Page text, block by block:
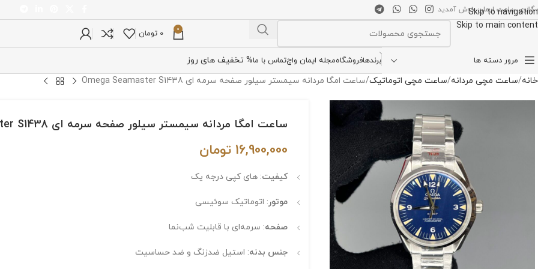
Skip to navigation
Skip to main content
گالری ساعت ایمان خوش آمدید
0
0 تومان
مرور دسته ها برندهافروشگاهمجله ایمان واچتماس با ما% تخفیف های روز
خانه ساعت مچی مردانه ساعت مچی اتوماتیک ساعت امگا مردانه سیمستر سیلور صفحه سرمه ای Omega Seamaster S1438
ساعت امگا مردانه سیمستر سیلور صفحه سرمه ای Omega Seamaster S1438
16,900,000 تومان
کیفیت: های کپی درجه یک
موتور: اتوماتیک سوئیسی
صفحه: سرمه‌ای با قابلیت شب‌نما
جنس بدنه: استیل ضدزنگ و ضد حساسیت